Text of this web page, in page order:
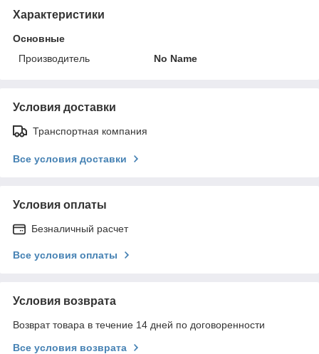
Характеристики
Основные
Производитель
No Name
Условия доставки
Транспортная компания
Все условия доставки
Условия оплаты
Безналичный расчет
Все условия оплаты
Условия возврата
Возврат товара в течение 14 дней по договоренности
Все условия возврата